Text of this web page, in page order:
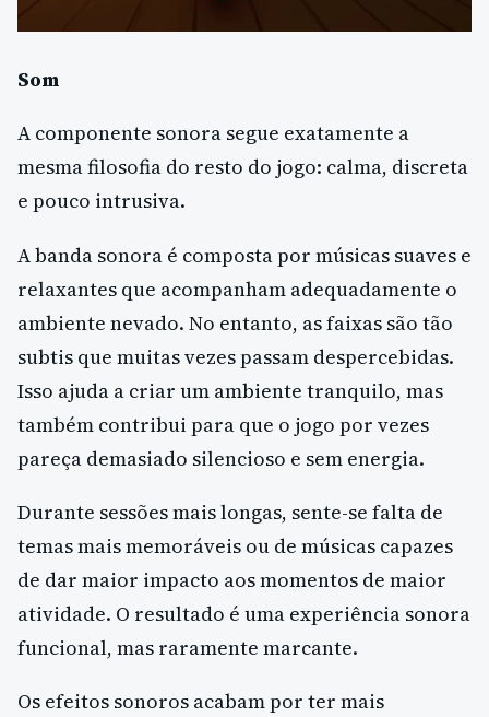
Som
A componente sonora segue exatamente a
mesma filosofia do resto do jogo: calma, discreta
e pouco intrusiva.
A banda sonora é composta por músicas suaves e
relaxantes que acompanham adequadamente o
ambiente nevado. No entanto, as faixas são tão
subtis que muitas vezes passam despercebidas.
Isso ajuda a criar um ambiente tranquilo, mas
também contribui para que o jogo por vezes
pareça demasiado silencioso e sem energia.
Durante sessões mais longas, sente-se falta de
temas mais memoráveis ou de músicas capazes
de dar maior impacto aos momentos de maior
atividade. O resultado é uma experiência sonora
funcional, mas raramente marcante.
Os efeitos sonoros acabam por ter mais